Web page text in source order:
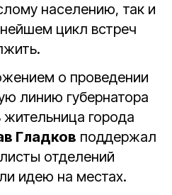
населению, так и
цикл встреч
о проведении
линию губернатора
жительница города
Гладков поддержал
отделений
идею на местах.